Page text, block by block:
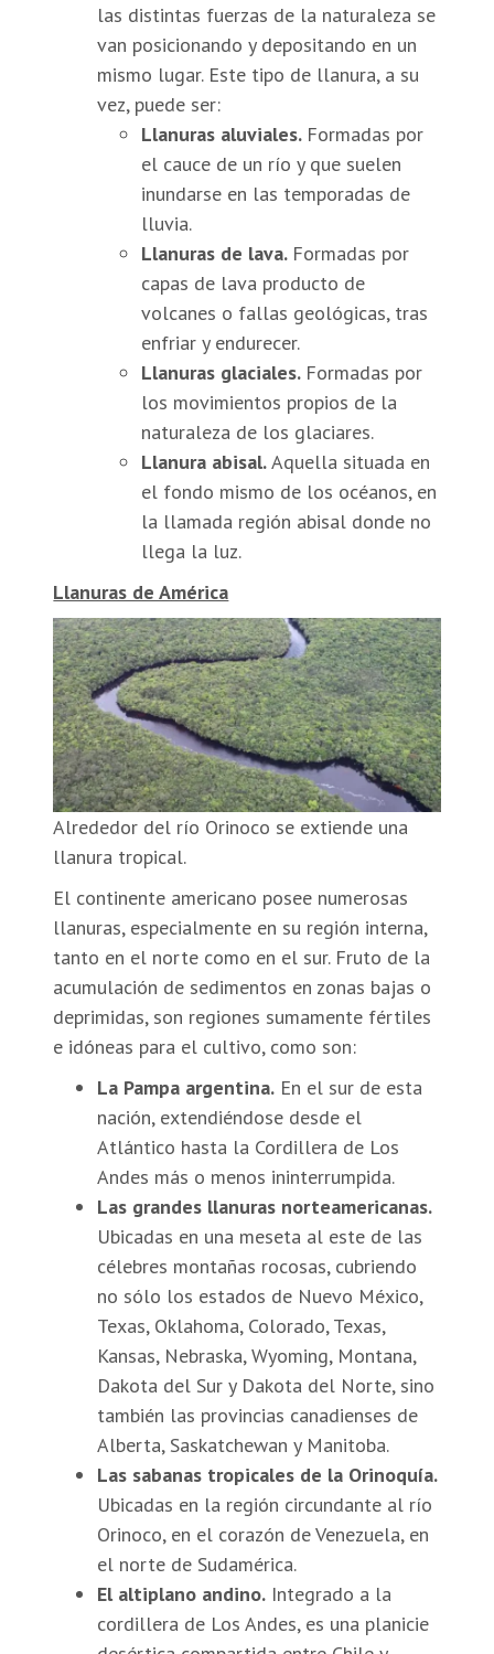
las distintas fuerzas de la naturaleza se
van posicionando y depositando en un
mismo lugar. Este tipo de llanura, a su
vez, puede ser:
Llanuras aluviales. Formadas por
el cauce de un río y que suelen
inundarse en las temporadas de
lluvia.
Llanuras de lava. Formadas por
capas de lava producto de
volcanes o fallas geológicas, tras
enfriar y endurecer.
Llanuras glaciales. Formadas por
los movimientos propios de la
naturaleza de los glaciares.
Llanura abisal.Aquella situada en
el fondo mismo de los océanos, en
la llamada región abisal donde no
llega la luz.
Llanuras de América
Alrededor del río Orinoco se extiende una
llanura tropical.
El continente americano posee numerosas
llanuras, especialmente en su región interna,
tanto en el norte como en el sur. Fruto de la
acumulación de sedimentos en zonas bajas o
deprimidas, son regiones sumamente fértiles
e idóneas para el cultivo, como son:
La Pampa argentina. En el sur de esta
nación, extendiéndose desde el
Atlántico hasta la Cordillera de Los
Andes más o menos ininterrumpida.
Las grandes llanuras norteamericanas.
Ubicadas en una meseta al este de las
célebres montañas rocosas, cubriendo
no sólo los estados de Nuevo México,
Texas, Oklahoma, Colorado, Texas,
Kansas, Nebraska, Wyoming, Montana,
Dakota del Sur y Dakota del Norte, sino
también las provincias canadienses de
Alberta, Saskatchewan y Manitoba.
Las sabanas tropicales de la Orinoquía.
Ubicadas en la región circundante al río
Orinoco, en el corazón de Venezuela, en
el norte de Sudamérica.
El altiplano andino. Integrado a la
cordillera de Los Andes, es una planicie